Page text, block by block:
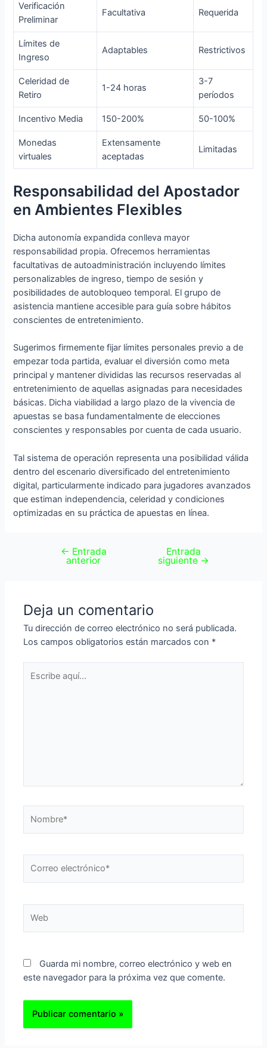
Verificación
Preliminar
Facultativa Requerida
Límites de
Ingreso
Adaptables Restrictivos
Celeridad de
Retiro
1-24 horas
3-7
períodos
Incentivo Media 150-200% 50-100%
Monedas
virtuales
Extensamente
aceptadas
Limitadas
Responsabilidad del Apostador
en Ambientes Flexibles
Dicha autonomía expandida conlleva mayor
responsabilidad propia. Ofrecemos herramientas
facultativas de autoadministración incluyendo límites
personalizables de ingreso, tiempo de sesión y
posibilidades de autobloqueo temporal. El grupo de
asistencia mantiene accesible para guía sobre hábitos
conscientes de entretenimiento.
Sugerimos firmemente fijar límites personales previo a de
empezar toda partida, evaluar el diversión como meta
principal y mantener divididas las recursos reservadas al
entretenimiento de aquellas asignadas para necesidades
básicas. Dicha viabilidad a largo plazo de la vivencia de
apuestas se basa fundamentalmente de elecciones
conscientes y responsables por cuenta de cada usuario.
Tal sistema de operación representa una posibilidad válida
dentro del escenario diversificado del entretenimiento
digital, particularmente indicado para jugadores avanzados
que estiman independencia, celeridad y condiciones
optimizadas en su práctica de apuestas en línea.
← Entrada
anterior
Entrada
siguiente →
Deja un comentario
Tu dirección de correo electrónico no será publicada.
Los campos obligatorios están marcados con *
aquí...
electrónico*
Guarda mi nombre, correo electrónico y web en
este navegador para la próxima vez que comente.